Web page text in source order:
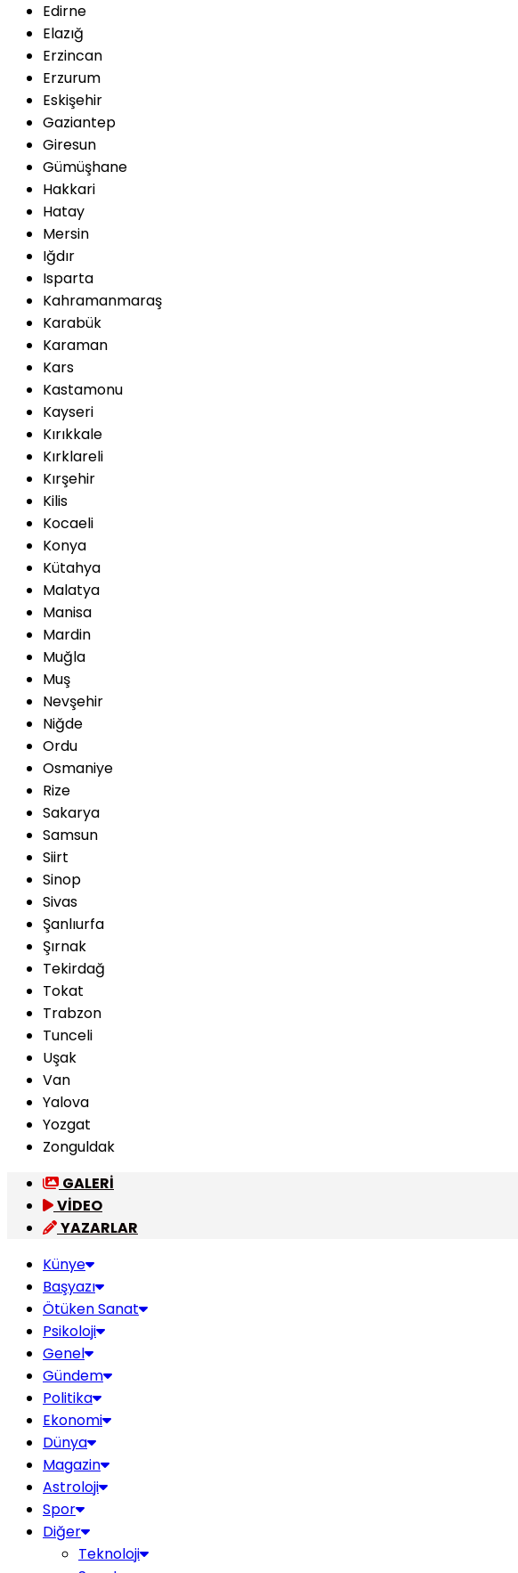
Edirne
Elazığ
Erzincan
Erzurum
Eskişehir
Gaziantep
Giresun
Gümüşhane
Hakkari
Hatay
Mersin
Iğdır
Isparta
Kahramanmaraş
Karabük
Karaman
Kars
Kastamonu
Kayseri
Kırıkkale
Kırklareli
Kırşehir
Kilis
Kocaeli
Konya
Kütahya
Malatya
Manisa
Mardin
Muğla
Muş
Nevşehir
Niğde
Ordu
Osmaniye
Rize
Sakarya
Samsun
Siirt
Sinop
Sivas
Şanlıurfa
Şırnak
Tekirdağ
Tokat
Trabzon
Tunceli
Uşak
Van
Yalova
Yozgat
Zonguldak
GALERİ
VİDEO
YAZARLAR
Künye
Başyazı
Ötüken Sanat
Psikoloji
Genel
Gündem
Politika
Ekonomi
Dünya
Magazin
Astroloji
Spor
Diğer
Teknoloji